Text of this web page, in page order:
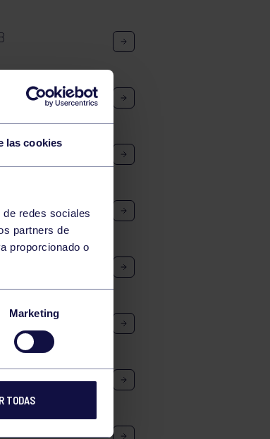
las cookies
redes sociales
partners de
proporcionado o
Marketing
TODAS